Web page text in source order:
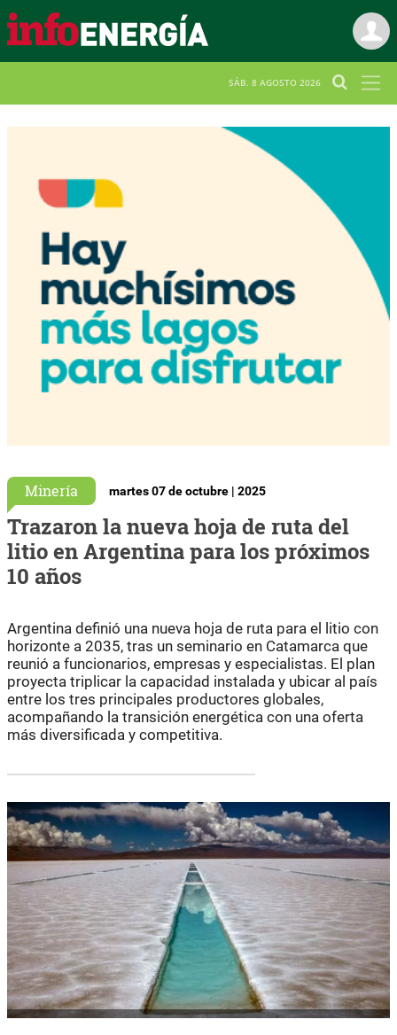
SÁB. 8 AGOSTO 2026
Minería martes 07 de octubre | 2025
Trazaron la nueva hoja de ruta del
litio en Argentina para los próximos
10 años
Argentina definió una nueva hoja de ruta para el litio con
horizonte a 2035, tras un seminario en Catamarca que
reunió a funcionarios, empresas y especialistas. El plan
proyecta triplicar la capacidad instalada y ubicar al país
entre los tres principales productores globales,
acompañando la transición energética con una oferta
más diversificada y competitiva.